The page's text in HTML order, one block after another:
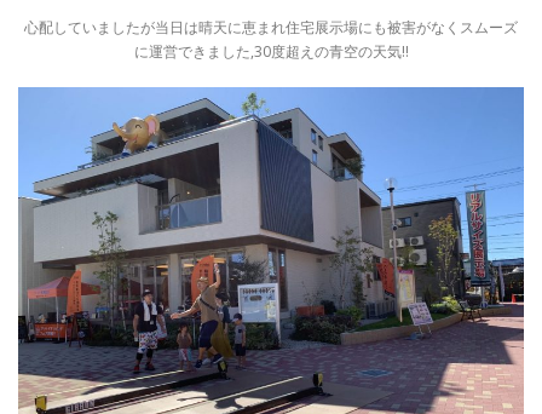
心配していましたが当日は晴天に恵まれ住宅展示場にも被害がなくスムーズ
に運営できました,30度超えの青空の天気!!